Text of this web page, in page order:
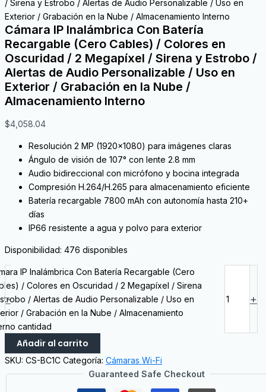
/ Sirena y Estrobo / Alertas de Audio Personalizable / Uso en
Exterior / Grabación en la Nube / Almacenamiento Interno
Cámara IP Inalámbrica Con Batería
Recargable (Cero Cables) / Colores en
Oscuridad / 2 Megapíxel / Sirena y Estrobo /
Alertas de Audio Personalizable / Uso en
Exterior / Grabación en la Nube /
Almacenamiento Interno
$4,058.04
Resolución 2 MP (1920×1080) para imágenes claras
Ángulo de visión de 107° con lente 2.8 mm
Audio bidireccional con micrófono y bocina integrada
Compresión H.264/H.265 para almacenamiento eficiente
Batería recargable 7800 mAh con autonomía hasta 210+
días
IP66 resistente a agua y polvo para exterior
Disponibilidad: 476 disponibles
-
IP Inalámbrica Con Batería Recargable (Cero
/ Colores en Oscuridad / 2 Megapíxel / Sirena
/ Alertas de Audio Personalizable / Uso en
/ Grabación en la Nube / Almacenamiento
cantidad
+
Añadir al carrito
SKU: CS-BC1C Categoría: Cámaras Wi-Fi
Guaranteed Safe Checkout